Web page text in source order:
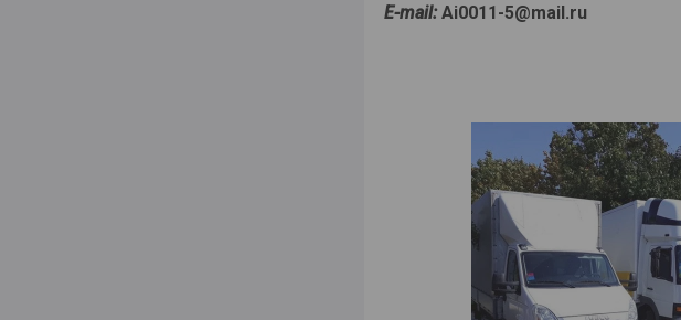
Е-mail: Ai0011-5@mail.ru